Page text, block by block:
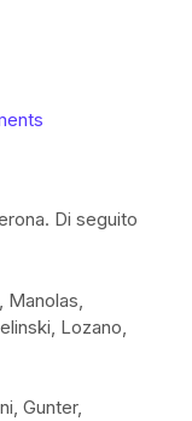
Di seguito
Lozano,
Gunter,